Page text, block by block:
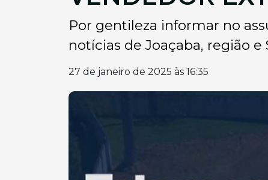
Por gentileza informar no
notícias de Joaçaba, região e
27 de janeiro de 2025 às 16:35